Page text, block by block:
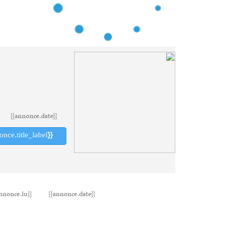
{{annonce.date}}
{{annonce.title_label}}
{{annonce.date}}
{{annonce.lu}}